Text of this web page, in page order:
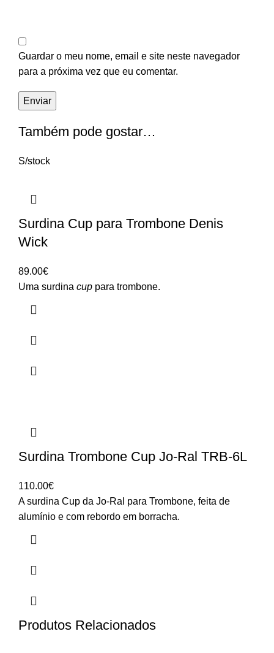
Guardar o meu nome, email e site neste navegador
para a próxima vez que eu comentar.
Também pode gostar…
S/stock
Surdina Cup para Trombone Denis
Wick
89.00€
Uma surdina cup para trombone.
Surdina Trombone Cup Jo-Ral TRB-6L
110.00€
A surdina Cup da Jo-Ral para Trombone, feita de
alumínio e com rebordo em borracha.
Produtos Relacionados